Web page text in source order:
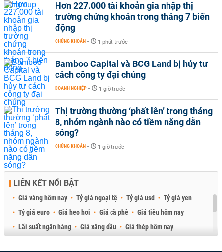
Hơn 227.000 tài khoản gia nhập thị
trường chứng khoán trong tháng 7 biến
động
CHỨNG KHOÁN - 1 phút trước
Bamboo Capital và BCG Land bị hủy tư
cách công ty đại chúng
DOANH NGHIỆP - 1 giờ trước
Thị trường thường ‘phất lên’ trong tháng
8, nhóm ngành nào có tiềm năng dẫn
sóng?
CHỨNG KHOÁN - 1 giờ trước
LIÊN KẾT NỔI BẬT
Giá vàng hôm nay Tỷ giá ngoại tệ Tỷ giá usd
Tỷ giá yen
Tỷ giá euro
Giá heo hơi Giá cà phê
Giá tiêu hôm nay
Lãi suất ngân hàng
Giá xăng dầu
Giá thép hôm nay